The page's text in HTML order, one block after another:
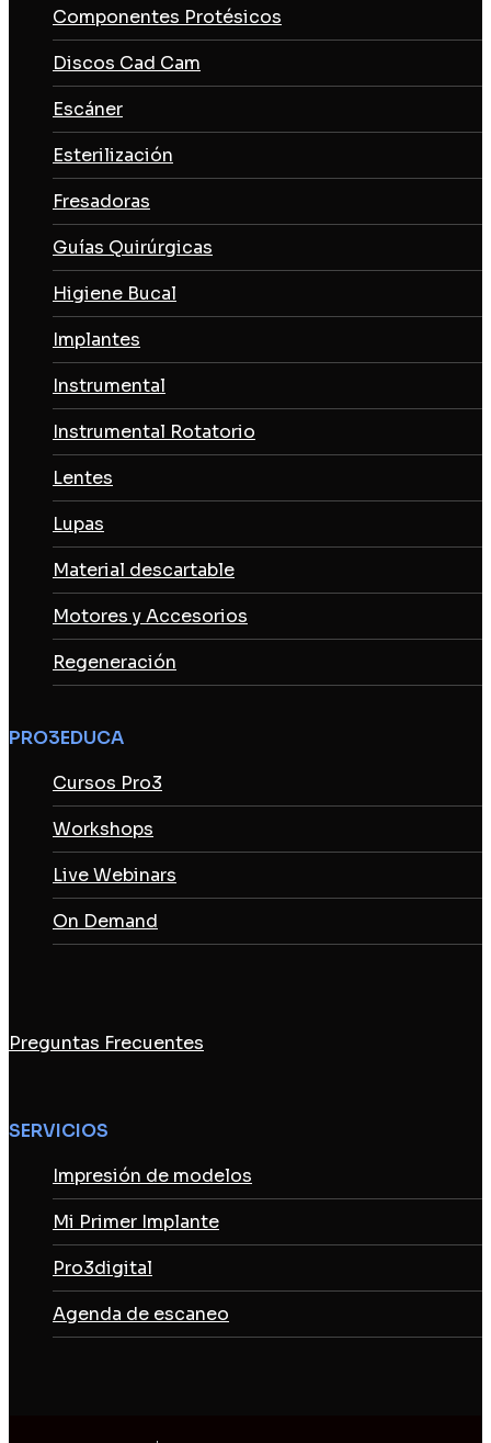
Componentes Protésicos
Discos Cad Cam
Escáner
Esterilización
Fresadoras
Guías Quirúrgicas
Higiene Bucal
Implantes
Instrumental
Instrumental Rotatorio
Lentes
Lupas
Material descartable
Motores y Accesorios
Regeneración
PRO3EDUCA
Cursos Pro3
Workshops
Live Webinars
On Demand
Preguntas Frecuentes
SERVICIOS
Impresión de modelos
Mi Primer Implante
Pro3digital
Agenda de escaneo